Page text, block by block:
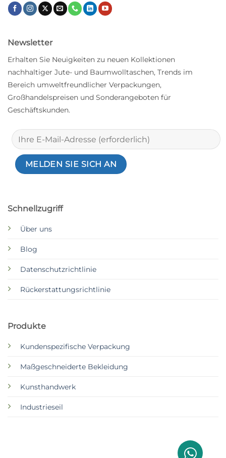
Schnellzugriff
Über uns
Blog
Datenschutzrichtlinie
Rückerstattungsrichtlinie
Produkte
Kundenspezifische Verpackung
Maßgeschneiderte Bekleidung
Kunsthandwerk
Industrieseil
Newsletter
Erhalten Sie Neuigkeiten zu neuen Kollektionen
nachhaltiger Jute- und Baumwolltaschen, Trends im
Bereich umweltfreundlicher Verpackungen,
Großhandelspreisen und Sonderangeboten für
Geschäftskunden.